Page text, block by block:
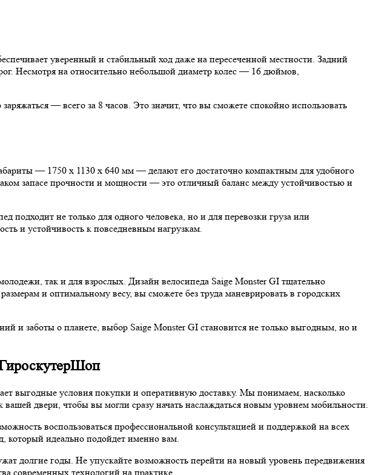
уверенный и стабильный ход даже на пересеченной местности. Задний
Несмотря на относительно небольшой диаметр колес — 16 дюймов,
— всего за 8 часов. Это значит, что вы сможете спокойно использовать
— 1750 х 1130 х 640 мм — делают его достаточно компактным для удобного
запасе прочности и мощности — это отличный баланс между устойчивостью и
подходит не только для одного человека, но и для перевозки груза или
и устойчивость к повседневным нагрузкам.
так и для взрослых. Дизайн велосипеда Saige Monster GI тщательно
и оптимальному весу, вы сможете без труда маневрировать в городских
и заботы о планете, выбор Saige Monster GI становится не только выгодным, но и
выгодные условия покупки и оперативную доставку. Мы понимаем, насколько
двери, чтобы вы могли сразу начать наслаждаться новым уровнем мобильности.
воспользоваться профессиональной консультацией и поддержкой на всех
который идеально подойдет именно вам.
долгие годы. Не упускайте возможность перейти на новый уровень передвижения
современных технологий на практике.